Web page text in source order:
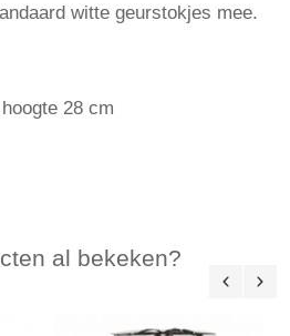
witte geurstokjes mee.
28 cm
al bekeken?